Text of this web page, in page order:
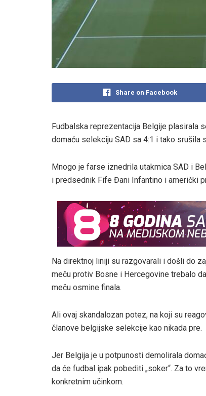
Share on Facebook
Fudbalska reprezentacija Belgije plasirala
domaću selekciju SAD sa 4:1 i tako srušila
Mnogo je farse iznedrila utakmica SAD i
i predsednik Fife Đani Infantino i američki
Na direktnoj liniji su razgovarali i došli do
meču protiv Bosne i Hercegovine trebalo
meču osmine finala.
Ali ovaj skandalozan potez, na koji su
članove belgijske selekcije kao nikada pre.
Jer Belgija je u potpunosti demolirala
da će fudbal ipak pobediti „soker“. Za to
konkretnim učinkom.